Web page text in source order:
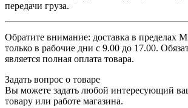
передачи груза.
Обратите внимание: доставка в пределах
только в рабочие дни с 9.00 до 17.00.
является полная оплата товара.
Задать вопрос о товаре
Вы можете задать любой интересующий
товару или работе магазина.